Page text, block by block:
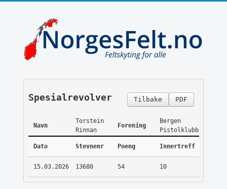
PDF
Tilbake
Spesialrevolver
Navn
Torstein
Rinnan
Forening
Bergen
Pistolklubb
Dato Stevnenr Poeng Innertreff
15.03.2026 13680 54 10